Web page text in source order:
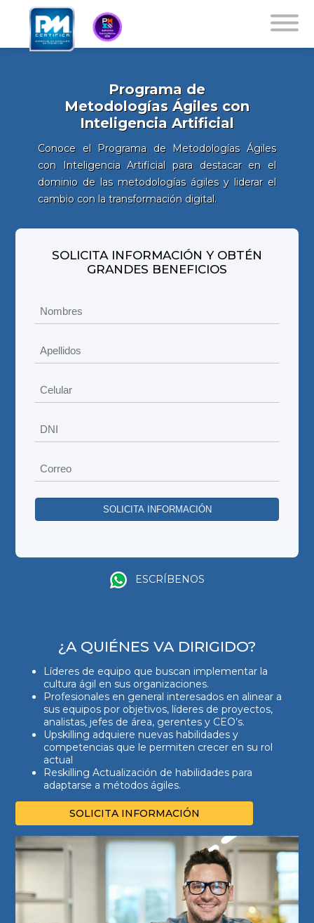
Programa de
Metodologías Ágiles con
Inteligencia Artificial
Conoce el Programa de Metodologías Ágiles
con Inteligencia Artificial para destacar en el
dominio de las metodologías ágiles y liderar el
cambio con la transformación digital.
SOLICITA INFORMACIÓN Y OBTÉN
GRANDES BENEFICIOS
ESCRÍBENOS
¿A QUIÉNES VA DIRIGIDO?
Líderes de equipo que buscan implementar la
cultura ágil en sus organizaciones.
Profesionales en general interesados en alinear a
sus equipos por objetivos, líderes de proyectos,
analistas, jefes de área, gerentes y CEO’s.
Upskilling adquiere nuevas habilidades y
competencias que le permiten crecer en su rol
actual
Reskilling Actualización de habilidades para
adaptarse a métodos ágiles.
SOLICITA INFORMACIÓN